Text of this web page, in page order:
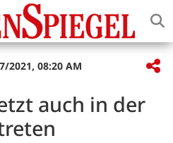
2021, 08:20 AM
auch in der